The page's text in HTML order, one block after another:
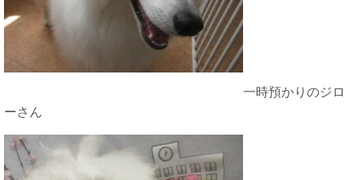
一時預かりのジロ
ーさん